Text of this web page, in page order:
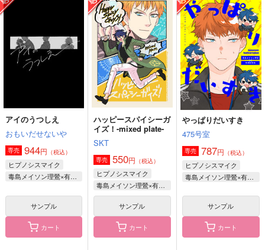
らむり
1,200円（税込）
飴村乱数×毒島メイソン理鶯
え、俺って理鶯のこと
好きなんですか!?
Red bell pepper
787円（税込）
毒島メイソン理鶯×入間銃兎
サンプル
作品詳細
いちご通信
地団駄ジャーニー
1,200円（税込）
飴村乱数×毒島メイソン理鶯
サンプル
作品詳細
アイのうつしえ
おもいだせないや
専売 944円 （税込）
ヒプノシスマイク
毒島メイソン理鶯×有栖川帝統
サンプル
カート
ハッピースパイシーガ
イズ！-mixed plate-
SKT
専売 550円 （税込）
ヒプノシスマイク
毒島メイソン理鶯×有栖川帝統
サンプル
カート
やっぱりだいすき
475号室
専売 787円 （税込）
ヒプノシスマイク
毒島メイソン理鶯×有栖川帝統
サンプル
カート